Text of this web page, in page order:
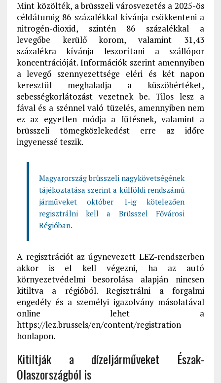
Mint közölték, a brüsszeli városvezetés a 2025-ös
céldátumig 86 százalékkal kívánja csökkenteni a
nitrogén-dioxid, szintén 86 százalékkal a
levegőbe kerülő korom, valamint 31,43
százalékra kívánja leszorítani a szállópor
koncentrációját. Információk szerint amennyiben
a levegő szennyezettsége eléri és két napon
keresztül meghaladja a küszöbértéket,
sebességkorlátozást vezetnek be. Tilos lesz a
fával és a szénnel való tüzelés, amennyiben nem
ez az egyetlen módja a fűtésnek, valamint a
brüsszeli tömegközlekedést erre az időre
ingyenessé teszik.
Magyarország brüsszeli nagykövetségének
tájékoztatása szerint a külföldi rendszámú
járműveket október 1-ig kötelezően
regisztrálni kell a Brüsszel Fővárosi
Régióban.
A regisztrációt az úgynevezett LEZ-rendszerben
akkor is el kell végezni, ha az autó
környezetvédelmi besorolása alapján nincsen
kitiltva a régióból. Regisztrálni a forgalmi
engedély és a személyi igazolvány másolatával
online lehet a
https://lez.brussels/en/content/registration
honlapon.
Kitiltják a dízeljárműveket Észak-
Olaszországból is